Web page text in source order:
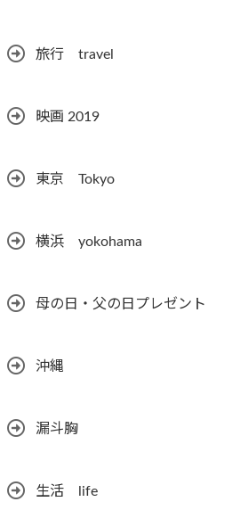
旅行 travel
映画 2019
東京 Tokyo
横浜 yokohama
母の日・父の日プレゼント
沖縄
漏斗胸
生活 life